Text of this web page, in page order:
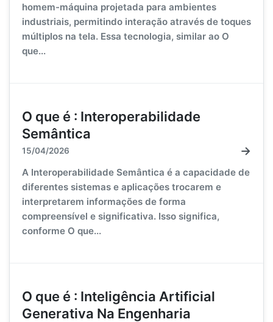
homem-máquina projetada para ambientes
industriais, permitindo interação através de toques
múltiplos na tela. Essa tecnologia, similar ao O
que...
O que é : Interoperabilidade
Semântica
15/04/2026 →
A Interoperabilidade Semântica é a capacidade de
diferentes sistemas e aplicações trocarem e
interpretarem informações de forma
compreensível e significativa. Isso significa,
conforme O que...
O que é : Inteligência Artificial
Generativa Na Engenharia